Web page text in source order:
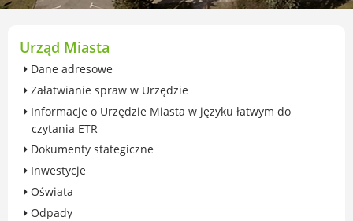
przekształceniowa
Ochrona środowiska
Edukacja ekologiczna
SZYKUJ SIĘ NA ZMIANY KLIMATU
Komunikacja miejska
Rolnictwo
Zwierzęta
Organizacje pozarządowe
Urząd Miasta
Dane adresowe
Załatwianie spraw w Urzędzie
Informacje o Urzędzie Miasta w języku łatwym do
czytania ETR
Dokumenty stategiczne
Inwestycje
Oświata
Odpady